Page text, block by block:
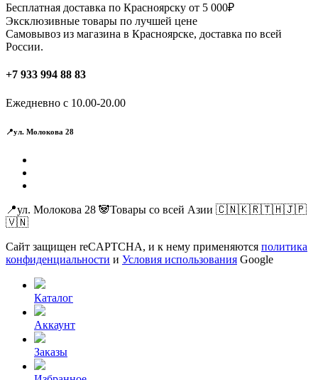
Бесплатная доставка по Красноярску от 5 000₽
Эксклюзивные товары по лучшей цене
Самовывоз из магазина в Красноярске, доставка по всей
России.
+7 933 994 88 83
Ежедневно с 10.00-20.00
📍ул. Молокова 28
📍ул. Молокова 28 🐼Товары со всей Азии 🇨🇳🇰🇷🇹🇭🇯🇵
🇻🇳
Сайт защищен reCAPTCHA, и к нему применяются политика
конфиденциальности и Условия использования Google
Каталог
Аккаунт
Заказы